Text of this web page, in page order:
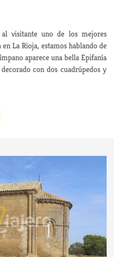
visitante uno de los mejores
La Rioja, estamos hablando de
aparece una bella Epifanía
con dos cuadrúpedos y